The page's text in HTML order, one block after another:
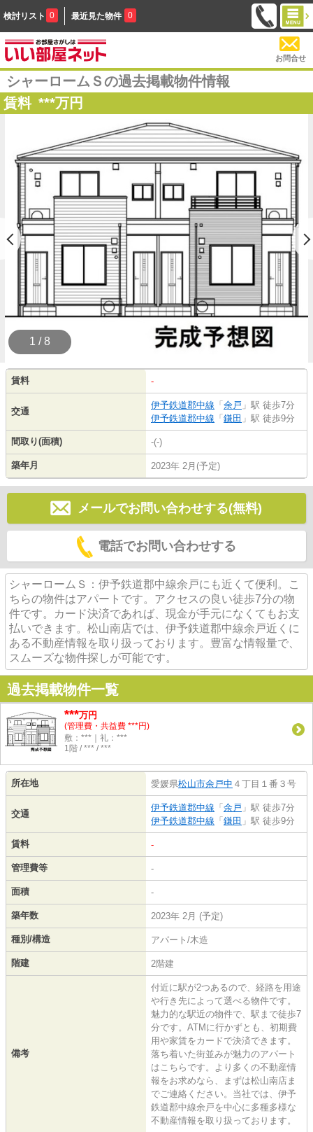
検討リスト 0 最近見た物件 0
お問合せ
シャーロームＳの過去掲載物件情報
賃料 ***万円
1 / 8
賃料 -
交通
伊予鉄道郡中線 「 余戸 」駅 徒歩7分
伊予鉄道郡中線 「 鎌田 」駅 徒歩9分
間取り(面積) -(-)
築年月 2023年 2月(予定)
メールでお問い合わせする(無料)
電話でお問い合わせする
シャーロームＳ：伊予鉄道郡中線余戸にも近くて便利。こ
ちらの物件はアパートです。アクセスの良い徒歩7分の物
件です。カード決済であれば、現金が手元になくてもお支
払いできます。松山南店では、伊予鉄道郡中線余戸近くに
ある不動産情報を取り扱っております。豊富な情報量で、
スムーズな物件探しが可能です。
過去掲載物件一覧
***万円
(管理費・共益費 ***円)
敷：***｜礼：***
1階 / *** / ***
所在地 愛媛県松山市余戸中 ４丁目１番３号
交通
伊予鉄道郡中線 「 余戸 」駅 徒歩7分
伊予鉄道郡中線 「 鎌田 」駅 徒歩9分
賃料 -
管理費等 -
面積 -
築年数 2023年 2月 (予定)
種別/構造 アパート/木造
階建 2階建
備考
付近に駅が2つあるので、経路を用途
や行き先によって選べる物件です。
魅力的な駅近の物件で、駅まで徒歩7
分です。ATMに行かずとも、初期費
用や家賃をカードで決済できます。
落ち着いた街並みが魅力のアパート
はこちらです。より多くの不動産情
報をお求めなら、まずは松山南店ま
でご連絡ください。当社では、伊予
鉄道郡中線余戸を中心に多種多様な
不動産情報を取り扱っております。